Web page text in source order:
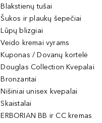
Blakstienų tušai
Šukos ir plaukų šepečiai
Lūpų blizgiai
Veido kremai vyrams
Kuponas / Dovanų kortelė
Douglas Collection Kvepalai
Bronzantai
Nišiniai unisex kvepalai
Skaistalai
ERBORIAN BB ir CC kremas